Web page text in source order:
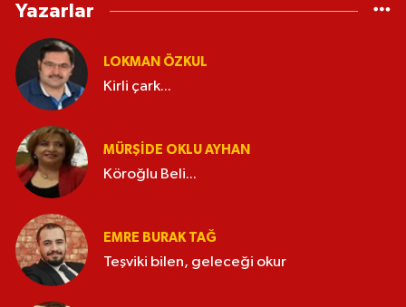
Yazarlar
LOKMAN ÖZKUL
Kirli çark...
MÜRŞIDE OKLU AYHAN
Köroğlu Beli...
EMRE BURAK TAĞ
Teşviki bilen, geleceği okur